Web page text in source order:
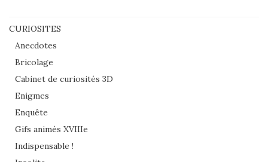
CURIOSITES
Anecdotes
Bricolage
Cabinet de curiosités 3D
Enigmes
Enquête
Gifs animés XVIIIe
Indispensable !